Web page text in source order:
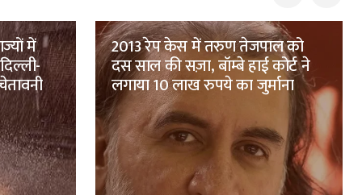
में 2013 रेप केस में तरुण तेजपाल को
दस साल की सज़ा, बॉम्बे हाई कोर्ट ने
लगाया 10 लाख रुपये का जुर्माना